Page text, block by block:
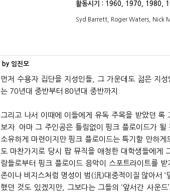
활동시기 : 1960, 1970, 1980,
Syd Barrett, Roger Waters, Nick
by 임진모
먼저 수용자 집단을 지성인들, 그 가운데도 젊은 지
는 70년대 중반부터 80년대 중반까지.
그리고 나서 이때에 이들에게 유독 주목을 받았던 록
보자. 아마 그 주인공은 틀림없이 핑크 플로이드가
소유하게 마련이지만 핑크 플로이드는 특기할 만하
도 마찬가지로 당시 팝 뮤직을 애청한 대학생들에게
람들로부터 핑크 플로이드 음악이 스포트라이트를
존이나 비지스처럼 명성이 범(汎)대중적이질 않아서 ‘
했던 것도 있겠지만, 그보다는 그들의 ‘앞서간 사운